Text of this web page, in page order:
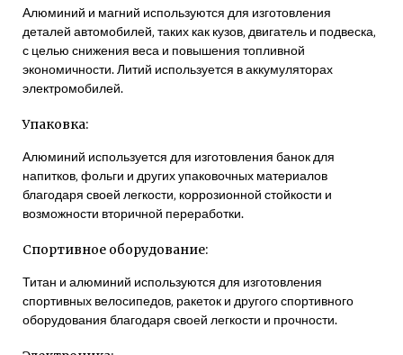
Алюминий и магний используются для изготовления
деталей автомобилей‚ таких как кузов‚ двигатель и подвеска‚
с целью снижения веса и повышения топливной
экономичности. Литий используется в аккумуляторах
электромобилей.
Упаковка:
Алюминий используется для изготовления банок для
напитков‚ фольги и других упаковочных материалов
благодаря своей легкости‚ коррозионной стойкости и
возможности вторичной переработки.
Спортивное оборудование:
Титан и алюминий используются для изготовления
спортивных велосипедов‚ ракеток и другого спортивного
оборудования благодаря своей легкости и прочности.